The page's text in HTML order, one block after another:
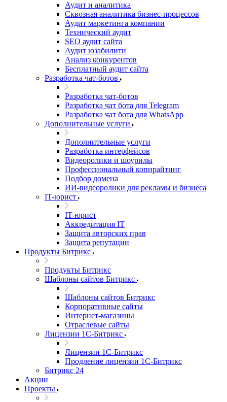
Аудит и аналитика
Сквозная аналитика бизнес-процессов
Аудит маркетинга компании
Технический аудит
SEO аудит сайта
Аудит юзабилити
Анализ конкурентов
Бесплатный аудит сайта
Разработка чат-ботов
Разработка чат-ботов
Разработка чат бота для Telegram
Разработка чат бота для WhatsApp
Дополнительные услуги
Дополнительные услуги
Разработка интерфейсов
Видеоролики и шоурилы
Профессиональный копирайтинг
Подбор домена
ИИ-видеоролики для рекламы и бизнеса
IT-юрист
IT-юрист
Аккредитация IT
Защита авторских прав
Защита репутации
Продукты Битрикс
Продукты Битрикс
Шаблоны сайтов Битрикс
Шаблоны сайтов Битрикс
Корпоративные сайты
Интернет-магазины
Отраслевые сайты
Лицензии 1С-Битрикс
Лицензии 1С-Битрикс
Продление лицензии 1С-Битрикс
Битрикс 24
Акции
Проекты